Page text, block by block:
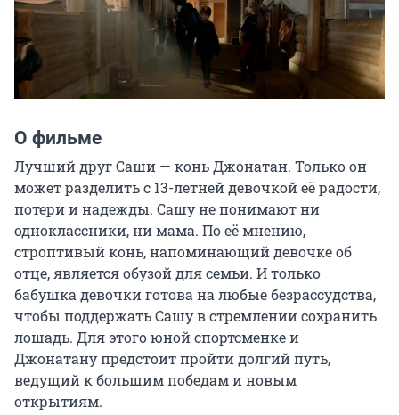
О фильме
Лучший друг Саши — конь Джонатан. Только он
может разделить с 13-летней девочкой её радости,
потери и надежды. Сашу не понимают ни
одноклассники, ни мама. По её мнению,
строптивый конь, напоминающий девочке об
отце, является обузой для семьи. И только
бабушка девочки готова на любые безрассудства,
чтобы поддержать Сашу в стремлении сохранить
лошадь. Для этого юной спортсменке и
Джонатану предстоит пройти долгий путь,
ведущий к большим победам и новым
открытиям.